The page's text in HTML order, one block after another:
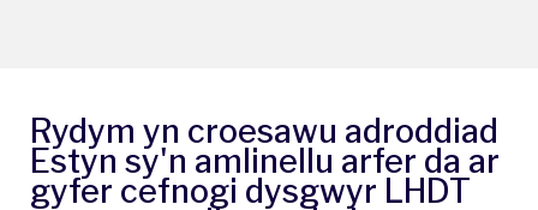
Rydym yn croesawu adroddiad
Estyn sy'n amlinellu arfer da ar
gyfer cefnogi dysgwyr LHDT